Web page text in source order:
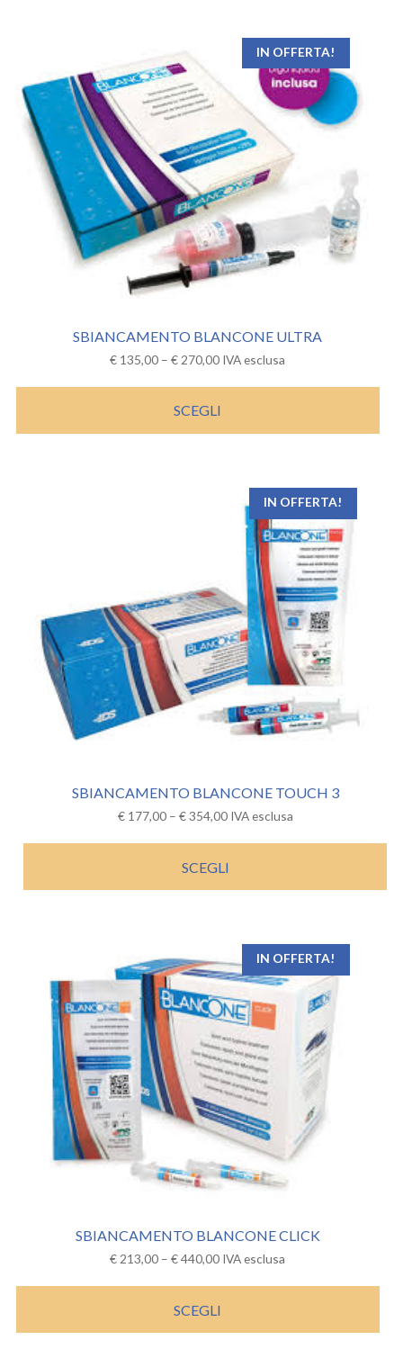
IN OFFERTA!
SBIANCAMENTO BLANCONE ULTRA
€ 135,00 –€ 270,00 IVA esclusa
SCEGLI
IN OFFERTA!
SBIANCAMENTO BLANCONE TOUCH 3
€177,00– €354,00 IVA esclusa
SCEGLI
IN OFFERTA!
SBIANCAMENTO BLANCONE CLICK
€ 213,00 –€440,00 IVA esclusa
SCEGLI